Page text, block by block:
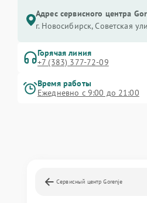
Адрес сервисного центра
г. Новосибирск, Советская
Горячая линия
+7 (383) 377-72-09
Время работы
Ежедневно с 9:00 до 21:00
Сервисный центр Gorenje